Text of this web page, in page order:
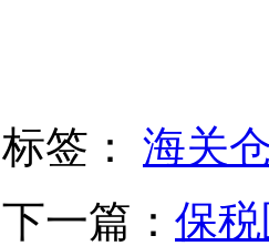
标签： 海关
下一篇： 保